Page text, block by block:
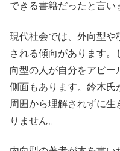
できる書籍だったと言い
現代社会では、外向型や
される傾向があります
向型の人が自分をアピー
側面もあります。鈴木氏
周囲から理解されずに
りません。